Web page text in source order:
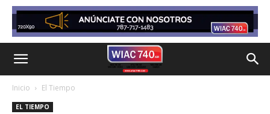
Inicio El Tiempo
EL TIEMPO